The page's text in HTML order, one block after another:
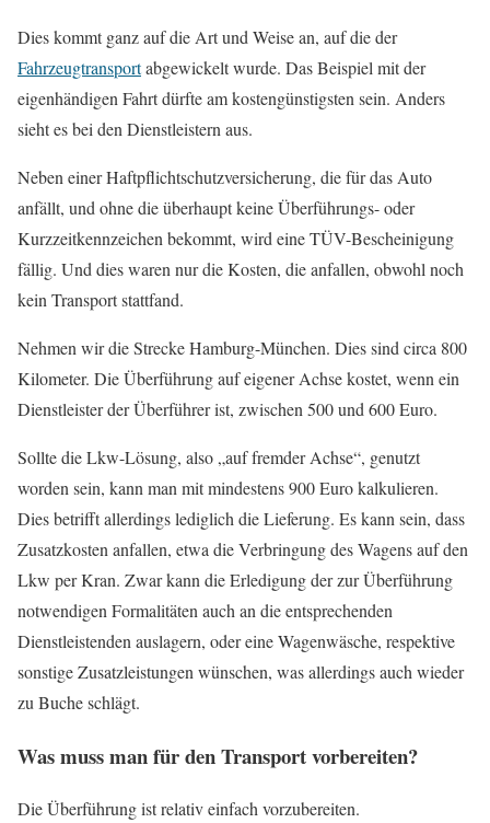
Dies kommt ganz auf die Art und Weise an, auf die der
Fahrzeugtransportabgewickelt wurde. Das Beispiel mit der
eigenhändigen Fahrt dürfte am kostengünstigsten sein. Anders
sieht es bei den Dienstleistern aus.
Neben einer Haftpflichtschutzversicherung, die für das Auto
anfällt, und ohne die überhaupt keine Überführungs- oder
Kurzzeitkennzeichen bekommt, wird eine TÜV-Bescheinigung
fällig. Und dies waren nur die Kosten, die anfallen, obwohl noch
kein Transport stattfand.
Nehmen wir die Strecke Hamburg-München. Dies sind circa 800
Kilometer. Die Überführung auf eigener Achse kostet, wenn ein
Dienstleister der Überführer ist, zwischen 500 und 600 Euro.
Sollte die Lkw-Lösung, also „auf fremder Achse“, genutzt
worden sein, kann man mit mindestens 900 Euro kalkulieren.
Dies betrifft allerdings lediglich die Lieferung. Es kann sein, dass
Zusatzkosten anfallen, etwa die Verbringung des Wagens auf den
Lkw per Kran. Zwar kann die Erledigung der zur Überführung
notwendigen Formalitäten auch an die entsprechenden
Dienstleistenden auslagern, oder eine Wagenwäsche, respektive
sonstige Zusatzleistungen wünschen, was allerdings auch wieder
zu Buche schlägt.
Was muss man für den Transport vorbereiten?
Die Überführung ist relativ einfach vorzubereiten.